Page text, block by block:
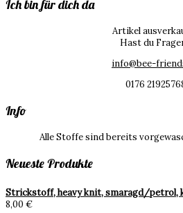
Ich bin für dich da
Artikel
Hast du
info@bee-
0176
Info
Alle Stoffe sind bereits
Neueste Produkte
Strickstoff, heavy knit, smaragd/petrol,
8,00 €